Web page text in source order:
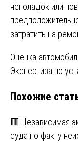
неполадок или
затратить на
Навигация
записям
Оценка
Экспертиза по
Похожие
🟥 Независимая
суда по факту